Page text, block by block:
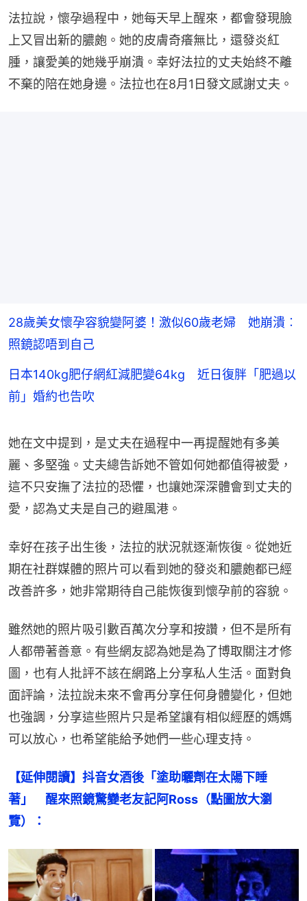
法拉說，懷孕過程中，她每天早上醒來，都會發現臉
上又冒出新的膿皰。她的皮膚奇癢無比，還發炎紅
腫，讓愛美的她幾乎崩潰。幸好法拉的丈夫始終不離
不棄的陪在她身邊。法拉也在8月1日發文感謝丈夫。
28歲美女懷孕容貌變阿婆！激似60歲老婦 她崩潰︰
照鏡認唔到自己
日本140kg肥仔網紅減肥變64kg 近日復胖「肥過以
前」婚約也告吹
她在文中提到，是丈夫在過程中一再提醒她有多美
麗、多堅強。丈夫總告訴她不管如何她都值得被愛，
這不只安撫了法拉的恐懼，也讓她深深體會到丈夫的
愛，認為丈夫是自己的避風港。
幸好在孩子出生後，法拉的狀況就逐漸恢復。從她近
期在社群媒體的照片可以看到她的發炎和膿皰都已經
改善許多，她非常期待自己能恢復到懷孕前的容貌。
雖然她的照片吸引數百萬次分享和按讚，但不是所有
人都帶著善意。有些網友認為她是為了博取關注才修
圖，也有人批評不該在網路上分享私人生活。面對負
面評論，法拉說未來不會再分享任何身體變化，但她
也強調，分享這些照片只是希望讓有相似經歷的媽媽
可以放心，也希望能給予她們一些心理支持。
【延伸閱讀】抖音女酒後「塗助曬劑在太陽下睡
著」　醒來照鏡驚變老友記阿Ross（點圖放大瀏
覽）：